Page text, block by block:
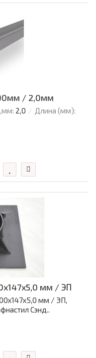
/ 2,0мм
2,0
Длина (мм):
мм / ЭП
мм / ЭП,
Сэнд..